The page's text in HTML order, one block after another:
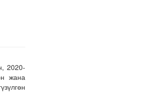
2020-
жана